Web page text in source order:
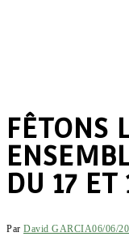
FÊTONS
DU 17
Par David GARCIA06/06/